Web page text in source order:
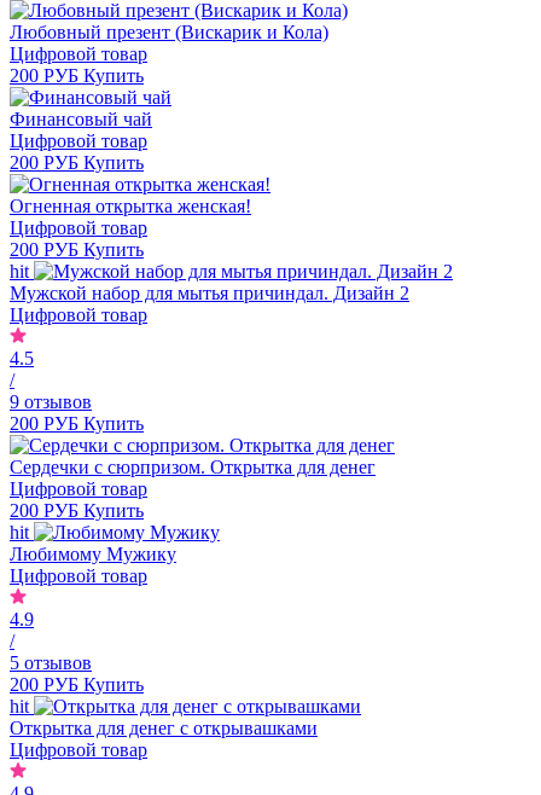
Любовный презент (Вискарик и Кола)
Цифровой товар
200 РУБ Купить
Финансовый чай
Цифровой товар
200 РУБ Купить
Огненная открытка женская!
Цифровой товар
200 РУБ Купить
hit
Мужской набор для мытья причиндал. Дизайн 2
Цифровой товар
4.5
/
9 отзывов
200 РУБ Купить
Сердечки с сюрпризом. Открытка для денег
Цифровой товар
200 РУБ Купить
hit
Любимому Мужику
Цифровой товар
4.9
/
5 отзывов
200 РУБ Купить
hit
Открытка для денег с открывашками
Цифровой товар